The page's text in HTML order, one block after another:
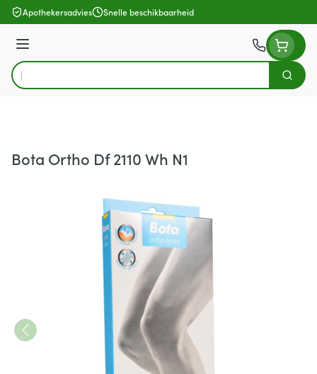
Ga naar de inhoud
Apothekersadvies Snelle beschikbaarheid
Menu
Product, merk, categorie...
Zoek
Bota Ortho Df 2110 Wh N1